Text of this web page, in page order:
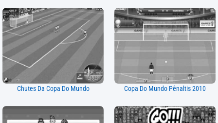
Chutes Da Copa Do Mundo Copa Do Mundo Pênaltis 2010